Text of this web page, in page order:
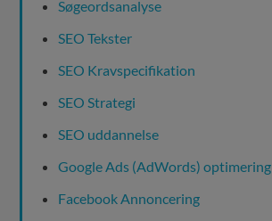
Søgeordsanalyse
SEO Tekster
SEO Kravspecifikation
SEO Strategi
SEO uddannelse
Google Ads (AdWords) optimering
Facebook Annoncering